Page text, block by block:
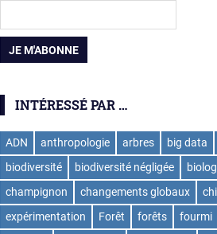
INTÉRESSÉ PAR …
ADN anthropologie arbres big data
biodiversité
biodiversité négligée
champignon
changements globaux
expérimentation
Forêt forêts fourmi